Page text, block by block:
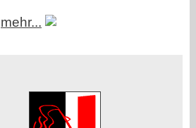
mehr...